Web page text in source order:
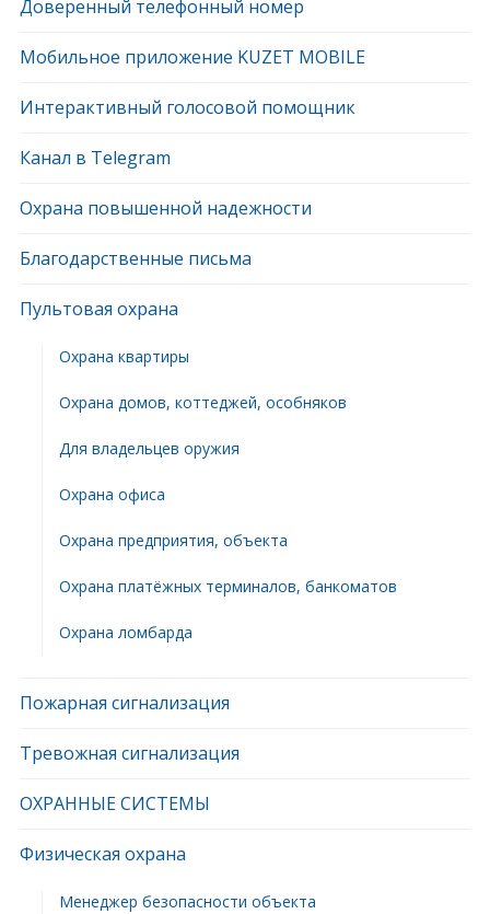
Доверенный телефонный номер
Мобильное приложение KUZET MOBILE
Интерактивный голосовой помощник
Канал в Telegram
Охрана повышенной надежности
Благодарственные письма
Пультовая охрана
Охрана квартиры
Охрана домов, коттеджей, особняков
Для владельцев оружия
Охрана офиса
Охрана предприятия, объекта
Охрана платёжных терминалов, банкоматов
Охрана ломбарда
Пожарная сигнализация
Тревожная сигнализация
ОХРАННЫЕ СИСТЕМЫ
Физическая охрана
Менеджер безопасности объекта